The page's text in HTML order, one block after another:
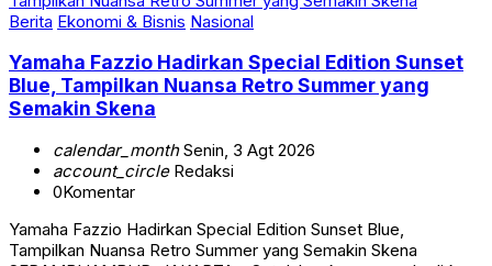
Berita Ekonomi & Bisnis Nasional
Yamaha Fazzio Hadirkan Special Edition Sunset
Blue, Tampilkan Nuansa Retro Summer yang
Semakin Skena
calendar_monthSenin, 3 Agt 2026
account_circleRedaksi
0Komentar
Yamaha Fazzio Hadirkan Special Edition Sunset Blue,
Tampilkan Nuansa Retro Summer yang Semakin Skena